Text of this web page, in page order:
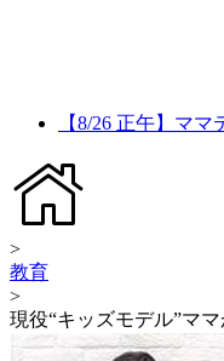
【8/26 正午】マ
>
教育
>
現役“キッズモデル”マ